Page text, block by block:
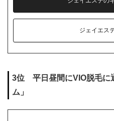
ジェイエス
3位 平日昼間にVIO脱毛に
ム」